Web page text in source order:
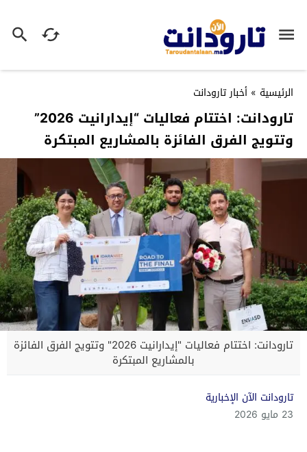
الرئيسية » أخبار تارودانت
تارودانت: اختتام فعاليات “إيدارانيت 2026”
وتتويج الفرق الفائزة بالمشاريع المبتكرة
تارودانت: اختتام فعاليات "إيدارانيت 2026" وتتويج الفرق الفائزة
بالمشاريع المبتكرة
تارودانت الآن الإخبارية
23 مايو 2026